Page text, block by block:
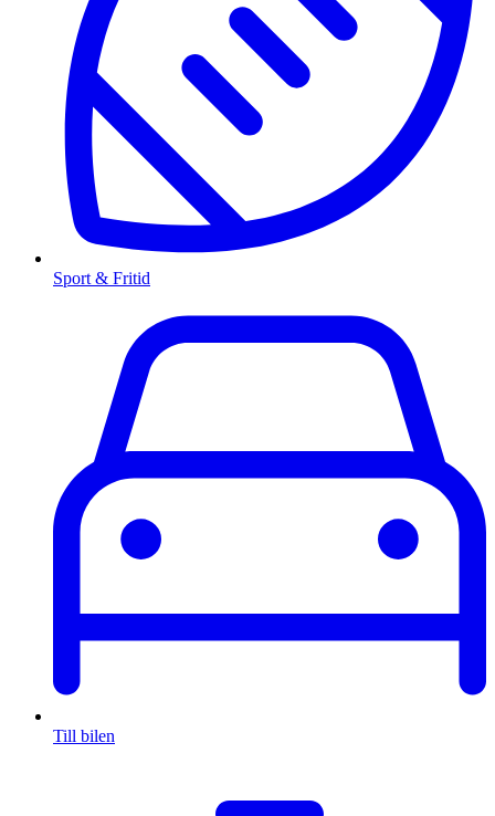
Sport & Fritid
Till bilen